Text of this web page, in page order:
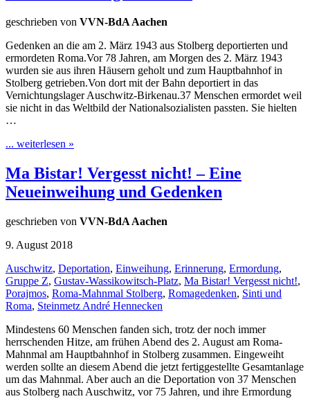
geschrieben von VVN-BdA Aachen
Gedenken an die am 2. März 1943 aus Stolberg deportierten und
ermordeten Roma.Vor 78 Jahren, am Morgen des 2. März 1943
wurden sie aus ihren Häusern geholt und zum Hauptbahnhof in
Stolberg getrieben.Von dort mit der Bahn deportiert in das
Vernichtungslager Auschwitz-Birkenau.37 Menschen ermordet weil
sie nicht in das Weltbild der Nationalsozialisten passten. Sie hielten
…
... weiterlesen »
Ma Bistar! Vergesst nicht! – Eine
Neueinweihung und Gedenken
geschrieben von VVN-BdA Aachen
9. August 2018
Auschwitz, Deportation, Einweihung, Erinnerung, Ermordung,
Gruppe Z, Gustav-Wassikowitsch-Platz, Ma Bistar! Vergesst nicht!,
Porajmos, Roma-Mahnmal Stolberg, Romagedenken, Sinti und
Roma, Steinmetz André Hennecken
Mindestens 60 Menschen fanden sich, trotz der noch immer
herrschenden Hitze, am frühen Abend des 2. August am Roma-
Mahnmal am Hauptbahnhof in Stolberg zusammen. Eingeweiht
werden sollte an diesem Abend die jetzt fertiggestellte Gesamtanlage
um das Mahnmal. Aber auch an die Deportation von 37 Menschen
aus Stolberg nach Auschwitz, vor 75 Jahren, und ihre Ermordung